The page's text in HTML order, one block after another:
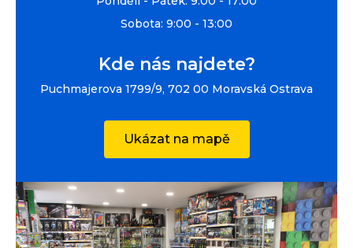
Sobota: 9:00 - 13:00
Kde nás najdete?
Puchmajerova 1799/9, 702 00 Moravská Ostrava
Ukázat na mapě